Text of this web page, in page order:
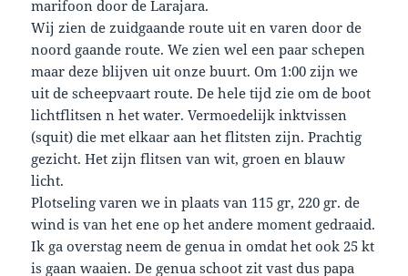
marifoon door de Larajara.
Wij zien de zuidgaande route uit en varen door de
noord gaande route. We zien wel een paar schepen
maar deze blijven uit onze buurt. Om 1:00 zijn we
uit de scheepvaart route. De hele tijd zie om de boot
lichtflitsen n het water. Vermoedelijk inktvissen
(squit) die met elkaar aan het flitsten zijn. Prachtig
gezicht. Het zijn flitsen van wit, groen en blauw
licht.
Plotseling varen we in plaats van 115 gr, 220 gr. de
wind is van het ene op het andere moment gedraaid.
Ik ga overstag neem de genua in omdat het ook 25 kt
is gaan waaien. De genua schoot zit vast dus papa